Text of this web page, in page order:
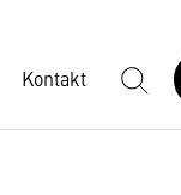
Kontakt